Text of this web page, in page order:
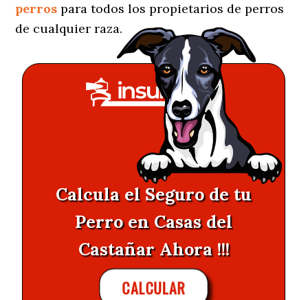
perros para todos los propietarios de perros
de cualquier raza.
Calcula el Seguro de tu
Perro en Casas del
Castañar Ahora !!!
CALCULAR